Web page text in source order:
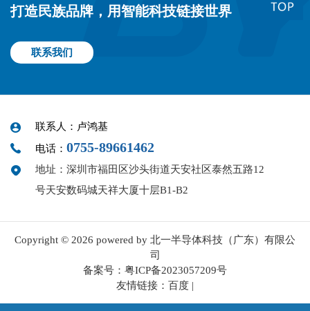
打造民族品牌，用智能科技链接世界
联系我们
联系人：卢鸿基
电话： 0755-89661462
地址：深圳市福田区沙头街道天安社区泰然五路12
号天安数码城天祥大厦十层B1-B2
Copyright © 2026 powered by 北一半导体科技（广东）有限公
司
备案号： 粤ICP备2023057209号
友情链接： 百度 |